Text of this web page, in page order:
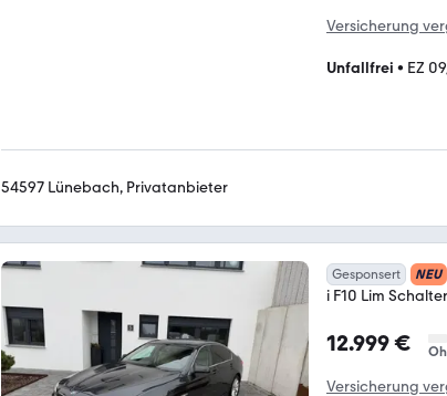
Versicherung
Unfallfrei • EZ
54597 Lünebach, Privatanbieter
Gesponsert NEU
i F10 Lim Schalter
12.999 €
Versicherung